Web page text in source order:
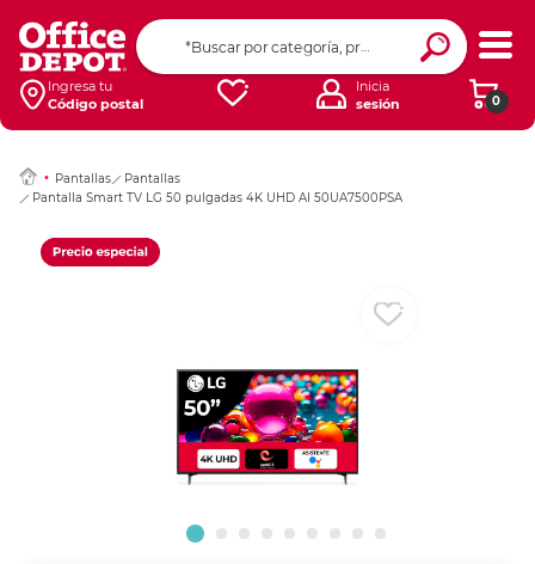
Ingresa tu
Código postal
0
Inicia
sesión
Pantallas
Pantallas
Pantalla Smart TV LG 50 pulgadas 4K UHD AI 50UA7500PSA
Ingresar Codigo